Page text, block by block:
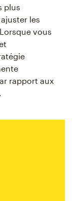
plus
les
vous
rapport aux